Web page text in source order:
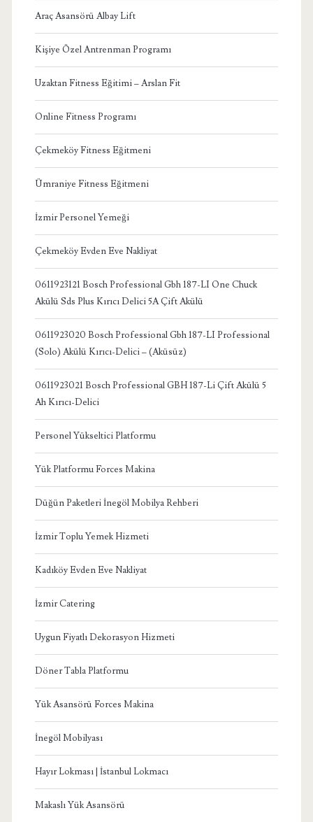
Araç Asansörü Albay Lift
Kişiye Özel Antrenman Programı
Uzaktan Fitness Eğitimi – Arslan Fit
Online Fitness Programı
Çekmeköy Fitness Eğitmeni
Ümraniye Fitness Eğitmeni
İzmir Personel Yemeği
Çekmeköy Evden Eve Nakliyat
0611923121 Bosch Professional Gbh 187-LI One Chuck
Akülü Sds Plus Kırıcı Delici 5A Çift Akülü
0611923020 Bosch Professional Gbh 187-LI Professional
(Solo) Akülü Kırıcı-Delici – (Aküsüz)
0611923021 Bosch Professional GBH 187-Li Çift Akülü 5
Ah Kırıcı-Delici
Personel Yükseltici Platformu
Yük Platformu Forces Makina
Düğün Paketleri İnegöl Mobilya Rehberi
İzmir Toplu Yemek Hizmeti
Kadıköy Evden Eve Nakliyat
İzmir Catering
Uygun Fiyatlı Dekorasyon Hizmeti
Döner Tabla Platformu
Yük Asansörü Forces Makina
İnegöl Mobilyası
Hayır Lokması | İstanbul Lokmacı
Makaslı Yük Asansörü